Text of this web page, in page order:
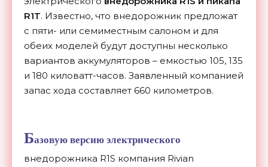
R1T. Известно, что внедорожник предложат
с пяти- или семиместным салоном и для
обеих моделей будут доступны несколько
вариантов аккумуляторов – емкостью 105, 135
и 180 киловатт-часов. Заявленный компанией
запас хода составляет 660 километров.
Базовую версию электрического
внедорожника R1S компания Rivian